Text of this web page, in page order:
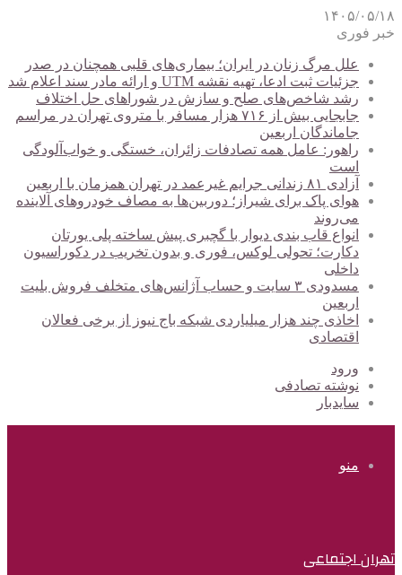
۱۴۰۵/۰۵/۱۸
خبر فوری
علل مرگ زنان در ایران؛ بیماری‌های قلبی همچنان در صدر
جزئیات ثبت ادعا، تهیه نقشه UTM و ارائه مادر سند اعلام شد
رشد شاخص‌های صلح و سازش در شوراهای حل اختلاف
جابجایی بیش از ۷۱۶ هزار مسافر با متروی تهران در مراسم
جاماندگان اربعین
راهور: عامل همه تصادفات زائران، خستگی و خواب‌آلودگی
است
آزادی ۸۱ زندانی جرایم غیرعمد در تهران همزمان با اربعین
هوای پاک برای شیراز؛ دوربین‌ها به مصاف خودروهای آلاینده
می‌روند
انواع قاب بندی دیوار با گچبری پیش ساخته پلی یورتان
دکارت؛ تحولی لوکس، فوری و بدون تخریب در دکوراسیون
داخلی
مسدودی ۳ سایت و حساب آژانس‌های متخلف فروش بلیت
اربعین
اخاذی چند هزار میلیاردی شبکه باج نیوز از برخی فعالان
اقتصادی
ورود
نوشته تصادفی
سایدبار
منو
تهران اجتماعی